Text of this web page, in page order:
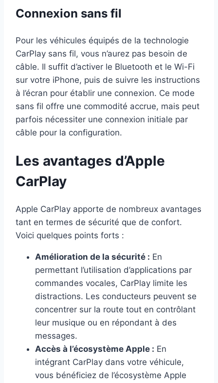
Connexion sans fil
Pour les véhicules équipés de la technologie
CarPlay sans fil, vous n’aurez pas besoin de
câble. Il suffit d’activer le Bluetooth et le Wi-Fi
sur votre iPhone, puis de suivre les instructions
à l’écran pour établir une connexion. Ce mode
sans fil offre une commodité accrue, mais peut
parfois nécessiter une connexion initiale par
câble pour la configuration.
Les avantages d’Apple
CarPlay
Apple CarPlay apporte de nombreux avantages
tant en termes de sécurité que de confort.
Voici quelques points forts :
Amélioration de la sécurité : En
permettant l’utilisation d’applications par
commandes vocales, CarPlay limite les
distractions. Les conducteurs peuvent se
concentrer sur la route tout en contrôlant
leur musique ou en répondant à des
messages.
Accès à l’écosystème Apple : En
intégrant CarPlay dans votre véhicule,
vous bénéficiez de l’écosystème Apple